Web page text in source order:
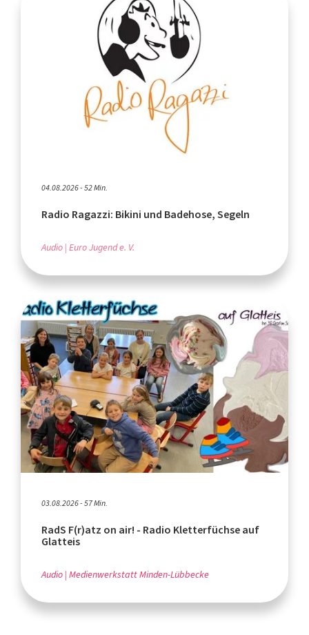
04.08.2026 - 52 Min.
Radio Ragazzi: Bikini und Badehose, Segeln
Audio Euro Jugend e. V.
03.08.2026 - 57 Min.
RadS F(r)atz on air! - Radio Kletterfüchse auf
Glatteis
Audio Medienwerkstatt Minden-Lübbecke